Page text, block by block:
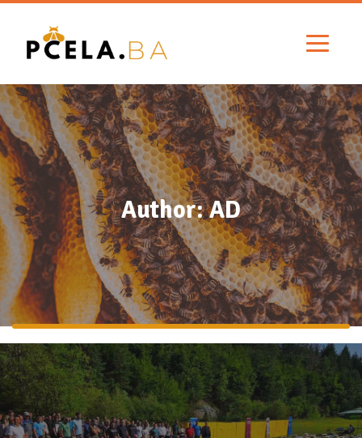
Author: AD